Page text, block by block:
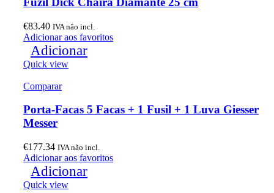
€83.40 IVA não incl.
Adicionar aos favoritos
Adicionar
Quick view
Comparar
Porta-Facas 5 Facas + 1 Fusil + 1 Luva Giesser
Messer
€177.34 IVA não incl.
Adicionar aos favoritos
Adicionar
Quick view